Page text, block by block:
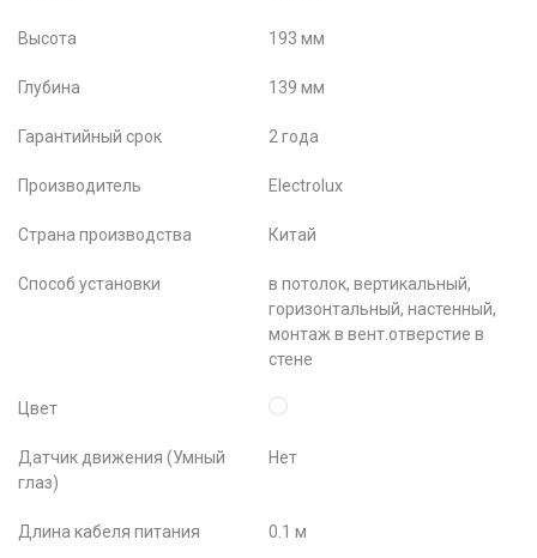
Высота 193 мм
Глубина 139 мм
Гарантийный срок 2 года
Производитель Electrolux
Страна производства Китай
Способ установки
в потолок, вертикальный,
горизонтальный, настенный,
монтаж в вент.отверстие в
стене
Цвет
Датчик движения (Умный
глаз)
Нет
Длина кабеля питания 0.1 м